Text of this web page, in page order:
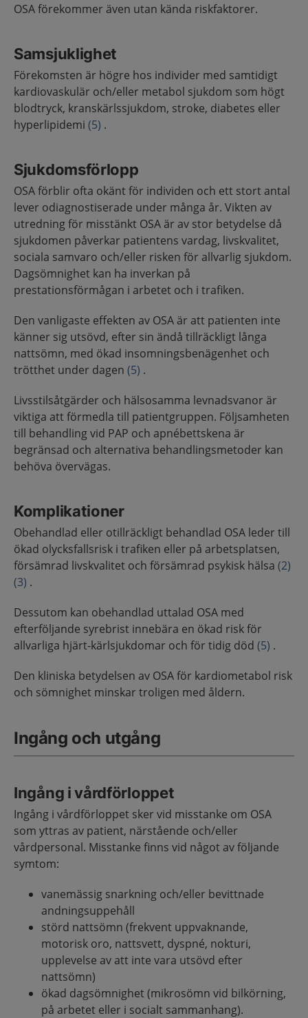
OSA förekommer även utan kända riskfaktorer.
Samsjuklighet
Förekomsten är högre hos individer med samtidigt
kardiovaskulär och/eller metabol sjukdom som högt
blodtryck, kranskärlssjukdom, stroke, diabetes eller
hyperlipidemi (5) .
Sjukdomsförlopp
OSA förblir ofta okänt för individen och ett stort antal
lever odiagnostiserade under många år. Vikten av
utredning för misstänkt OSA är av stor betydelse då
sjukdomen påverkar patientens vardag, livskvalitet,
sociala samvaro och/eller risken för allvarlig sjukdom.
Dagsömnighet kan ha inverkan på
prestationsförmågan i arbetet och i trafiken.
Den vanligaste effekten av OSA är att patienten inte
känner sig utsövd, efter sin ändå tillräckligt långa
nattsömn, med ökad insomningsbenägenhet och
trötthet under dagen (5) .
Livsstilsåtgärder och hälsosamma levnadsvanor är
viktiga att förmedla till patientgruppen. Följsamheten
till behandling vid PAP och apnébettskena är
begränsad och alternativa behandlingsmetoder kan
behöva övervägas.
Komplikationer
Obehandlad eller otillräckligt behandlad OSA leder till
ökad olycksfallsrisk i trafiken eller på arbetsplatsen,
försämrad livskvalitet och försämrad psykisk hälsa (2)
(3) .
Dessutom kan obehandlad uttalad OSA med
efterföljande syrebrist innebära en ökad risk för
allvarliga hjärt-kärlsjukdomar och för tidig död (5) .
Den kliniska betydelsen av OSA för kardiometabol risk
och sömnighet minskar troligen med åldern.
Ingång och utgång
Ingång i vårdförloppet
Ingång i vårdförloppet sker vid misstanke om OSA
som yttras av patient, närstående och/eller
vårdpersonal. Misstanke finns vid något av följande
symtom:
vanemässig snarkning och/eller bevittnade
andningsuppehåll
störd nattsömn (frekvent uppvaknande,
motorisk oro, nattsvett, dyspné, nokturi,
upplevelse av att inte vara utsövd efter
nattsömn)
ökad dagsömnighet (mikrosömn vid bilkörning,
på arbetet eller i socialt sammanhang).